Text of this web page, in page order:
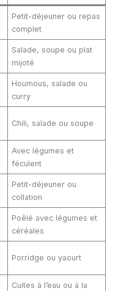
Petit-déjeuner ou repas
complet
Salade, soupe ou plat
mijoté
Houmous, salade ou
curry
Chili, salade ou soupe
Avec légumes et
féculent
Petit-déjeuner ou
collation
Poêlé avec légumes et
céréales
Porridge ou yaourt
Cuites à l’eau ou à la